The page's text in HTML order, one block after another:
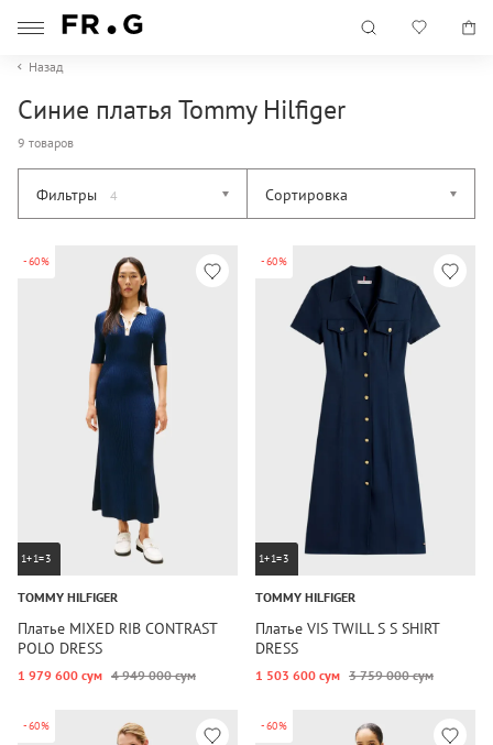
Назад
Синие платья Tommy Hilfiger
9 товаров
Фильтры 4 Сортировка
-60%
1+1=3
TOMMY HILFIGER
Платье MIXED RIB CONTRAST
POLO DRESS
1 979 600 сум 4 949 000 сум
-60%
1+1=3
TOMMY HILFIGER
Платье VIS TWILL S S SHIRT
DRESS
1 503 600 сум 3 759 000 сум
-60% -60%